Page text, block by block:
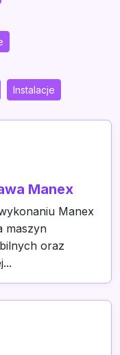
Instalacje
Manex
Manex
maszyn
oraz